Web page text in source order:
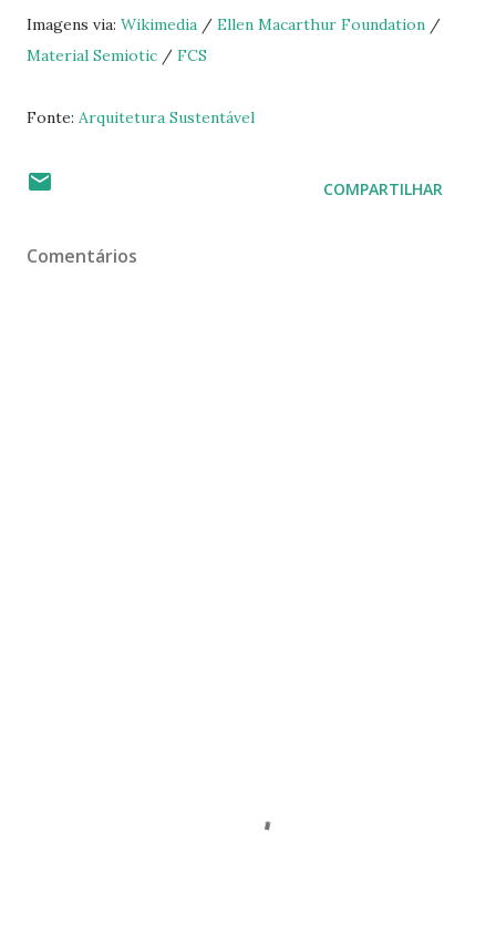
Imagens via: Wikimedia / Ellen Macarthur Foundation /
Material Semiotic / FCS
Fonte: Arquitetura Sustentável
COMPARTILHAR
Comentários